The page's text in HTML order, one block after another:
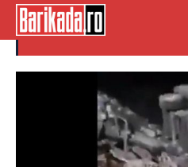
confruntare nato-rusia